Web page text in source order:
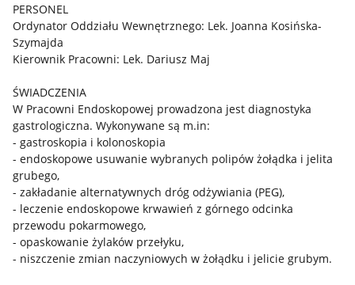
PERSONEL
Ordynator Oddziału Wewnętrznego: Lek. Joanna Kosińska-
Szymajda
Kierownik Pracowni: Lek. Dariusz Maj
ŚWIADCZENIA
W Pracowni Endoskopowej prowadzona jest diagnostyka
gastrologiczna. Wykonywane są m.in:
- gastroskopia i kolonoskopia
- endoskopowe usuwanie wybranych polipów żołądka i jelita
grubego,
- zakładanie alternatywnych dróg odżywiania (PEG),
- leczenie endoskopowe krwawień z górnego odcinka
przewodu pokarmowego,
- opaskowanie żylaków przełyku,
- niszczenie zmian naczyniowych w żołądku i jelicie grubym.